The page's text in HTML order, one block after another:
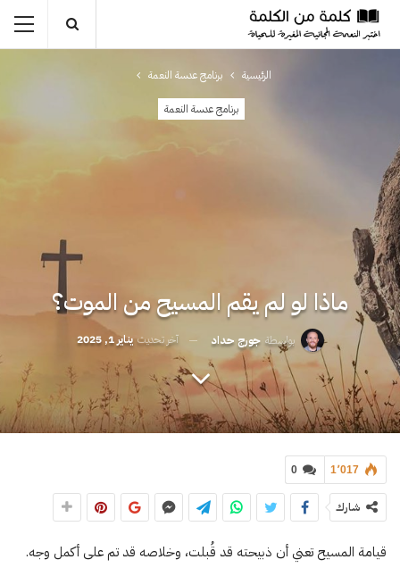
الرئيسية برنامج عدسة النعمة
برنامج عدسة النعمة
ماذا لو لم يقم المسيح من الموت؟
بواسطة جورج حداد آخر تحديثيناير 1, 2025
0 1٬017
شارك
قيامة المسيح تعني أن ذبيحته قد قُبلت، وخلاصه قد تم على أكمل وجه.